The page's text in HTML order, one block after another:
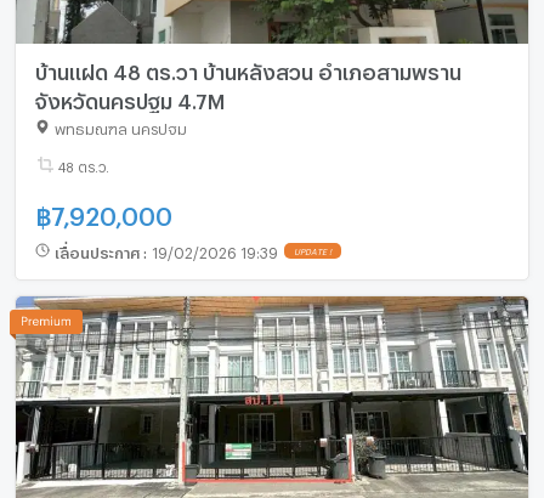
บ้านแฝด 48 ตร.วา บ้านหลังสวน อำเภอสามพราน
จังหวัดนครปฐม 4.7M
พุทธมณฑล นครปฐม
48 ตร.ว.
฿7,920,000
เลื่อนประกาศ : 19/02/2026 19:39 UPDATE !